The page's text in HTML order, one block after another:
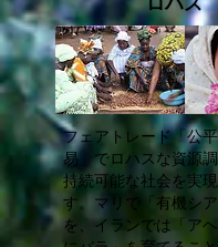
フェアトレード「公
易」でロハスな資源
持続可能な社会を実
す。マリで「有機シア
を、イランでは「ア